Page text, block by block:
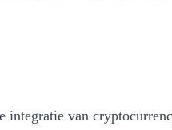
integratie van